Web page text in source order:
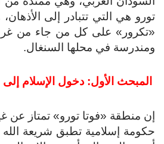
تورو هي التي تتبادر إلى
«تكرور» على كل من جاء من
ومندرسة في محلها السنغال.
المبحث الأول: دخول الإسلام
إن منطقة «فوتا تورو» تمتاز عن
حكومة إسلامية تطبق شريعة الله